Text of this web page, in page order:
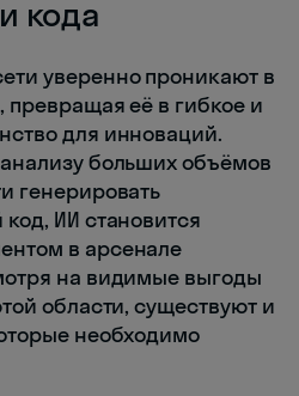
кода
уверенно проникают в
превращая её в гибкое и
для инноваций.
больших объёмов
генерировать
ИИ становится
в арсенале
на видимые выгоды
области, существуют и
необходимо